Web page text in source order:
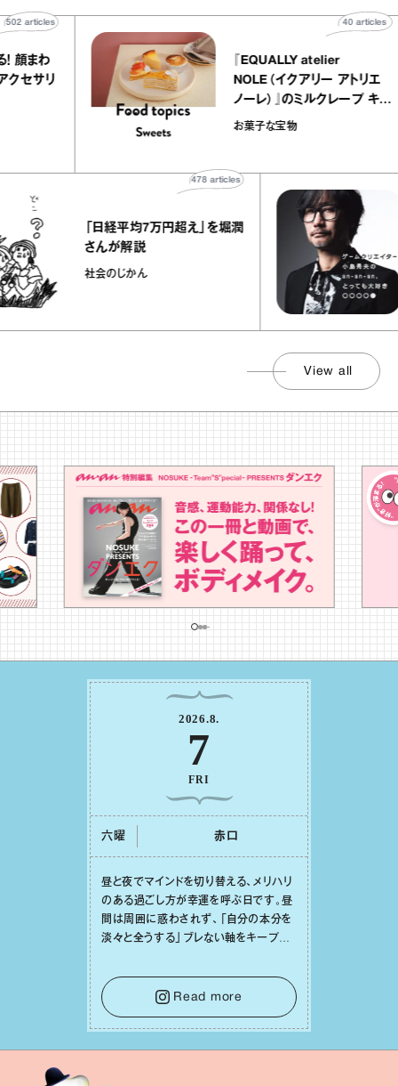
る！ 顔まわ
るアクセサリ
502articles
『EQUALLY atelier
NOLE（イクアリー アトリ
ノーレ）』のミルクレープ
ラメルバニーユほか｜
お菓子な宝物
40
「日経平均7万円超え」を堀潤
さんが解説
社会のじかん
articles
View all
2026.8.
7
FRI
六曜 ⾚⼝
昼と夜でマインドを切り替える、メリハリ
のある過ごし⽅が幸運を呼ぶ⽇です。昼
間は周囲に惑わされず、「⾃分の本分を
淡々と全うする」ブレない軸をキープし
⾔葉に流されないよう、⼼にしっかりブ
レーキをかけること。この意識の切り替
えが、あなたに確かな安⼼感をもたらす
はずです。
Read more